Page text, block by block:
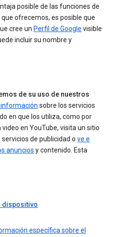
posible de las funciones de
ofrecemos, es posible que
cree un Perfil de Google visible
incluir su nombre y
de su uso de nuestros
sobre los servicios
en que los utiliza, como por
en YouTube, visita un sitio
de publicidad o ve e
anuncios y contenido. Esta
dispositivo
específica sobre el